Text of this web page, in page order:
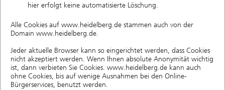
hier erfolgt keine automatisierte Löschung.
Alle Cookies auf www.heidelberg.de stammen auch von der
Domain www.heidelberg.de.
Jeder aktuelle Browser kann so eingerichtet werden, dass Cookies
nicht akzeptiert werden. Wenn Ihnen absolute Anonymität wichtig
ist, dann verbieten Sie Cookies. www.heidelberg.de kann auch
ohne Cookies, bis auf wenige Ausnahmen bei den Online-
Bürgerservices, benutzt werden.